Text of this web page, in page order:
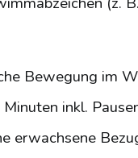
Bewegung im
inkl.
erwachsene